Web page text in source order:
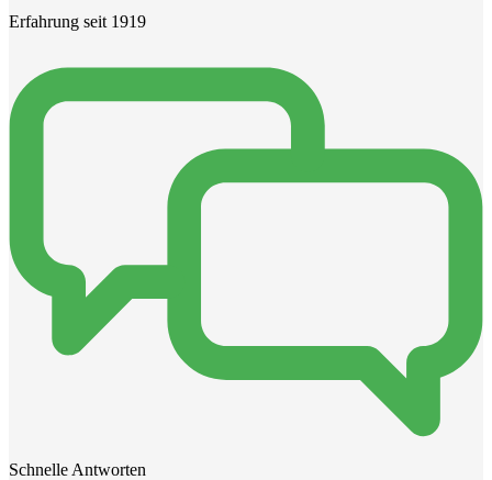
Erfahrung seit 1919
Schnelle Antworten